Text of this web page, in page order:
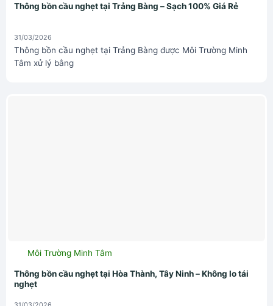
Thông bồn cầu nghẹt tại Trảng Bàng – Sạch 100% Giá Rẻ
31/03/2026
Thông bồn cầu nghẹt tại Trảng Bàng được Môi Trường Minh
Tâm xử lý bằng
Môi Trường Minh Tâm
Thông bồn cầu nghẹt tại Hòa Thành, Tây Ninh – Không lo tái
nghẹt